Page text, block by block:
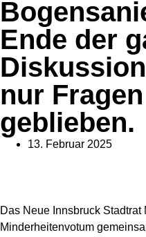
Ende der
nur
geblieben.
13. Februar 2025
Das Neue Innsbruck
Minderheitenvotum